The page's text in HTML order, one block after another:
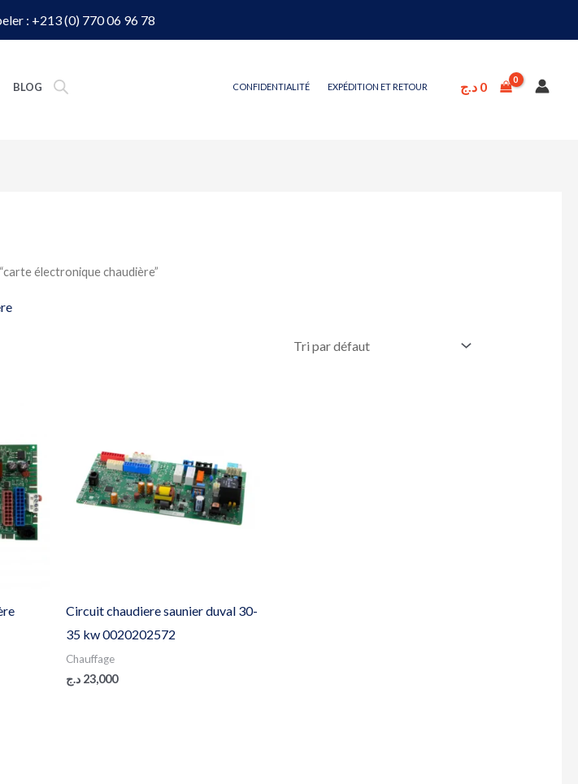
: +213 (0) 770 06 96 78
BLOG CONFIDENTIALITÉ EXPÉDITION ET RETOUR 0 د.ج
électronique chaudière”
Circuit chaudiere saunier duval 30-
35 kw 0020202572
Chauffage
23,000 د.ج